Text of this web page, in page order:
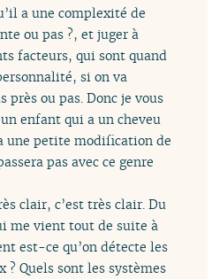
a une complexité de
ou pas ?, et juger à
facteurs, qui sont quand
si on va
près ou pas. Donc je vous
enfant qui a un cheveu
une petite modification de
pas avec ce genre
clair, c’est très clair. Du
me vient tout de suite à
est-ce qu’on détecte les
? Quels sont les systèmes